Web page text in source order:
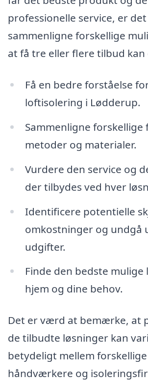
professionelle service, er
sammenligne forskellige
at få tre eller flere tilbud kan
Få en bedre forståelse
loftisolering i Lødderup.
Sammenligne forskellige
metoder og materialer.
Vurdere den service og
der tilbydes ved hver
Identificere potentielle
omkostninger og undgå
udgifter.
Finde den bedste
hjem og dine behov.
Det er værd at bemærke, at
de tilbudte løsninger kan
betydeligt mellem forskellige
håndværkere og